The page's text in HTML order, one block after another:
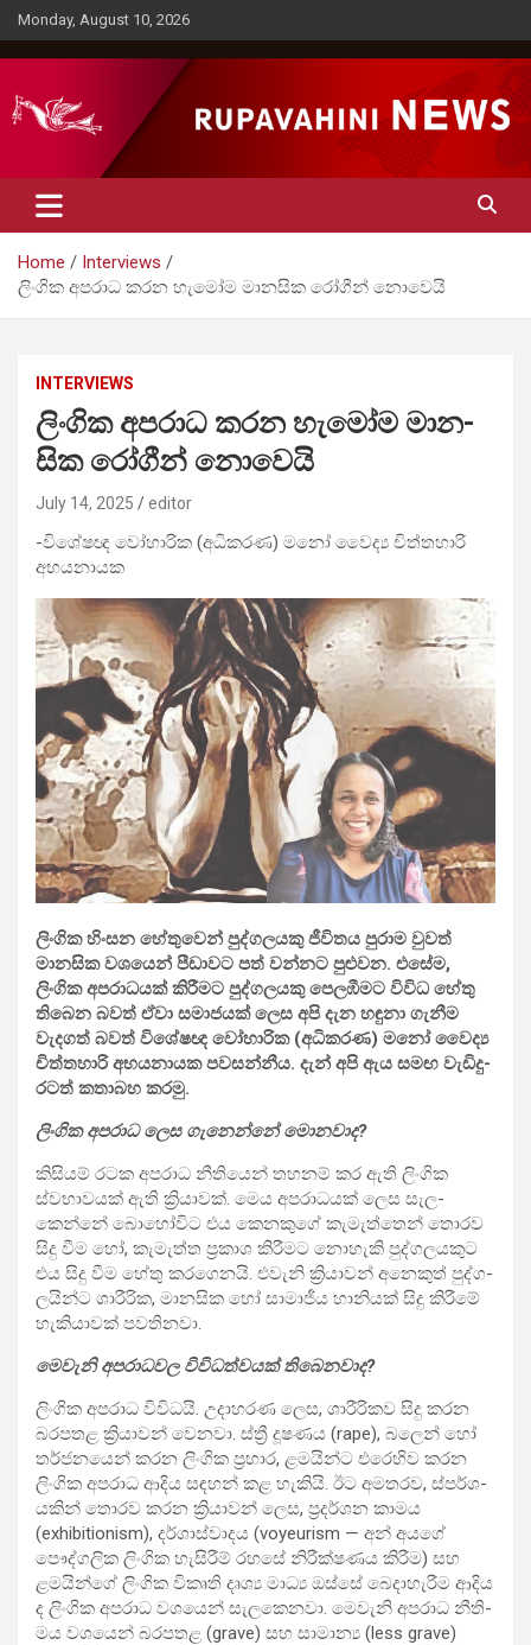
Skip
to
content
Monday, August 10, 2026
Rupavahini News
Home
Interviews
ලිංගික අප­රාධ කරන හැමෝම මාන­සික රෝගීන් නොවෙයි
INTERVIEWS
ලිංගික අප­රාධ කරන හැමෝම මාන­
සික රෝගීන් නොවෙයි
July 14, 2025 editor
-විශේ­ෂඥ වෝහා­රික (අධි­ක­රණ) මනෝ වෛද්‍ය චිත්ත­හාරි
අභ­ය­නා­යක
ලිංගික හිංසන හේතු­වෙන් පුද්ග­ල­යකු ජීවි­තය පුරාම වුවත්
මාන­සික වශ­යෙන් පීඩා­වට පත් වන්නට පුළු­වන. එසේම,
ලිංගික අප­රා­ධ­යක් කිරී­මට පුද්ග­ල­යකු පෙල­ඹී­මට විවිධ හේතු
තිබෙන බවත් ඒවා සමා­ජ­යක් ලෙස අපි දැන හඳුනා ගැනීම
වැද­ගත් බවත් විශේ­ෂඥ වෝහා­රික (අධි­ක­රණ) මනෝ වෛද්‍ය
චිත්ත­හාරි අභ­ය­නා­යක පව­ස­න්නීය. දැන් අපි ඇය සමඟ වැඩි­දු­
ර­ටත් කතා­බහ කරමු.
ලිංගික අප­රාධ ලෙස ගැනෙන්නේ මොන­වාද?
කිසි­යම් රටක අප­රාධ නීති­යෙන් තහ­නම් කර ඇති ලිංගික
ස්වභා­ව­යක් ඇති ක්‍රියා­වක්. මෙය අප­රා­ධ­යක් ලෙස සැල­
කෙන්නේ බොහෝ­විට එය කෙන­කුගේ කැමැ­ත්තෙන් තොරව
සිදු වීම හෝ, කැමැත්ත ප්‍රකාශ කිරී­මට නොහැකි පුද්ග­ල­ය­කුට
එය සිදු වීම හේතු කර­ගෙ­නයි. එවැනි ක්‍රියා­වන් අනෙ­කුත් පුද්ග­
ල­යින්ට ශාරී­රික, මාන­සික හෝ සාමා­ජීය හානි­යක් සිදු කිරීමේ
හැකි­යා­වක් පව­ති­නවා.
මෙවැනි අප­රා­ධ­වල විවි­ධ­ත්ව­යක් තිබෙ­න­වාද?
ලිංගික අප­රාධ විවි­ධයි. උදා­හ­රණ ලෙස, ශාරී­රි­කව සිදු කරන
බර­ප­තළ ක්‍රියා­වන් වෙනවා. ස්ත්‍රී දූෂ­ණය (rape), බලෙන් හෝ
තර්ජ­න­යෙන් කරන ලිංගික ප්‍රහාර, ළම­යින්ට එරෙ­හිව කරන
ලිංගික අප­රාධ ආදිය සඳ­හන් කළ හැකියි. ඊට අම­ත­රව, ස්පර්ශ­
ය­කින් තොරව කරන ක්‍රියා­වන් ලෙස, ප්‍රද­ර්ශන කාමය
(exhibitionism), දර්ශා­ස්වා­දය (voyeurism — අන් අයගේ
පෞද්ග­ලික ලිංගික හැසි­රීම් රහසේ නිරී­ක්ෂ­ණය කිරීම) සහ
ළම­යින්ගේ ලිංගික විකෘති දෘශ්‍ය මාධ්‍ය ඔස්සේ බෙදා­හැ­රීම ආදිය
ද ලිංගික අප­රාධ වශ­යෙන් සැල­කෙ­නවා. මෙවැනි අප­රාධ නීති­
මය වශ­යෙන් බර­ප­තළ (grave) සහ සාමාන්‍ය (less grave)